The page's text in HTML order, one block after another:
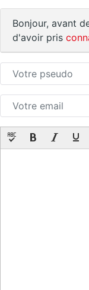
Bonjour, avant
d'avoir pris